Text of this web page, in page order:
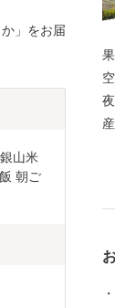
」をお届
山米
朝ご
果